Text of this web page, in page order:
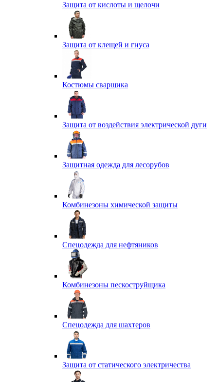
Защита от кислоты и щелочи
Защита от клещей и гнуса
Костюмы сварщика
Защита от воздействия электрической дуги
Защитная одежда для лесорубов
Комбинезоны химической защиты
Спецодежда для нефтяников
Комбинезоны пескоструйщика
Спецодежда для шахтеров
Защита от статического электричества